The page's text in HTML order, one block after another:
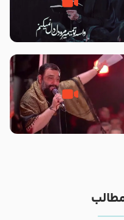
مصداق کربلا – حاج حسین سیب
سرخی
جانا جانا ابی عبدالله – کربلایی جواد
مقدم – شب هشتم محرم 1448 –